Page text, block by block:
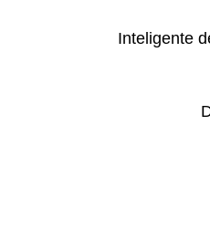
Inteligente